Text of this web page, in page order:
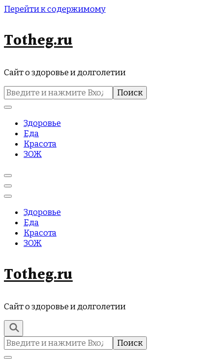
Перейти к содержимому
Totheg.ru
Сайт о здоровье и долголетии
Найти:
Здоровье
Еда
Красота
ЗОЖ
Здоровье
Еда
Красота
ЗОЖ
Totheg.ru
Сайт о здоровье и долголетии
Найти: